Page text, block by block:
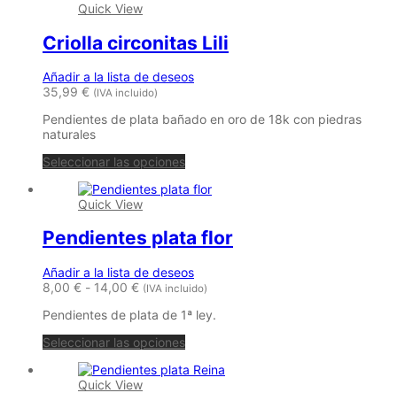
Quick View
Criolla circonitas Lili
Añadir a la lista de deseos
35,99 € (IVA incluido)
Pendientes de plata bañado en oro de 18k con piedras
naturales
Seleccionar las opcionesEste
tiene
Las
opciones
pueden
elegir
en
página
producto
Quick View
Pendientes plata flor
Añadir a la lista de deseos
8,00 € - 14,00 €Rango
precios:
desde
8,00 €
hasta
14,00 €
(IVA incluido)
Pendientes de plata de 1ª ley.
Seleccionar las opcionesEste
tiene
Quick View